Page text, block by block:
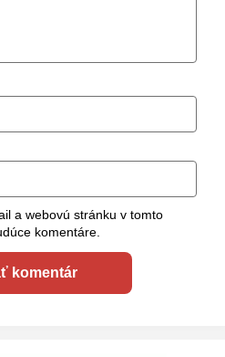
a webovú stránku v tomto
komentáre.